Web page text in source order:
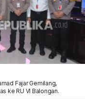
Fajar Gemilang,
ke RU VI Balongan.